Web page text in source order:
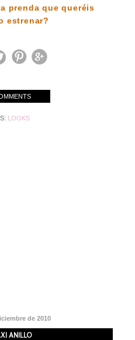
prenda que queréis
estrenar?
LOOKS
de 2010
ANILLO